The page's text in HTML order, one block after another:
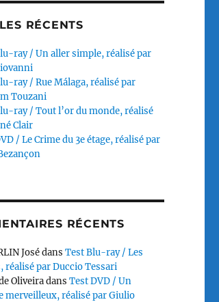
RÉCENTS
ray / Un aller simple, réalisé par
ray / Rue Málaga, réalisé par
Touzani
ray / Tout l’or du monde, réalisé
Clair
/ Le Crime du 3e étage, réalisé par
RÉCENTS
JosédansTest Blu-ray / Les
réalisé par Duccio Tessari
OliveiradansTest DVD / Un
merveilleux, réalisé par Giulio